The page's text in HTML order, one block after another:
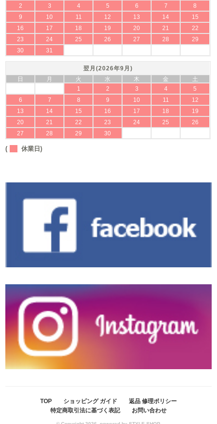
2
3 4 5 6 7
8
9
10 11 12 13 14
15
16
17 18 19 20 21
22
23
24 25 26 27 28
29
30
31
翌月(2026年9月)
日
月 火 水 木 金
土
1
2 3 4
5
6
7 8 9 10 11
12
13
14 15 16 17 18
19
20
21 22 23 24 25
26
27
28 29 30
( 休業日)
TOP ショッピング ガイド
返品 修理ポリシー
特定商取引法に基づく表記
お問い合わせ